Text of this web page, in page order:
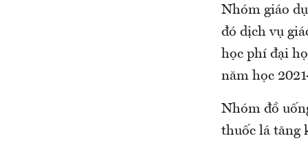
Nhóm giáo
đó dịch vụ
học phí đại
năm học
Nhóm đồ
thuốc lá tăng